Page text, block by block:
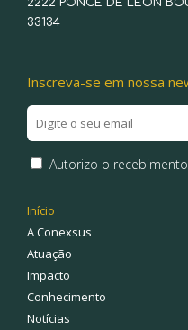
2222 PONCE DE LEON
33134
Inscreva-se em nossa
Autorizo o
Início
A Conexsus
Atuação
Impacto
Conhecimento
Notícias